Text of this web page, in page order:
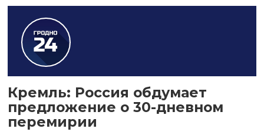
Кремль: Россия обдумает
предложение о 30-дневном
перемирии